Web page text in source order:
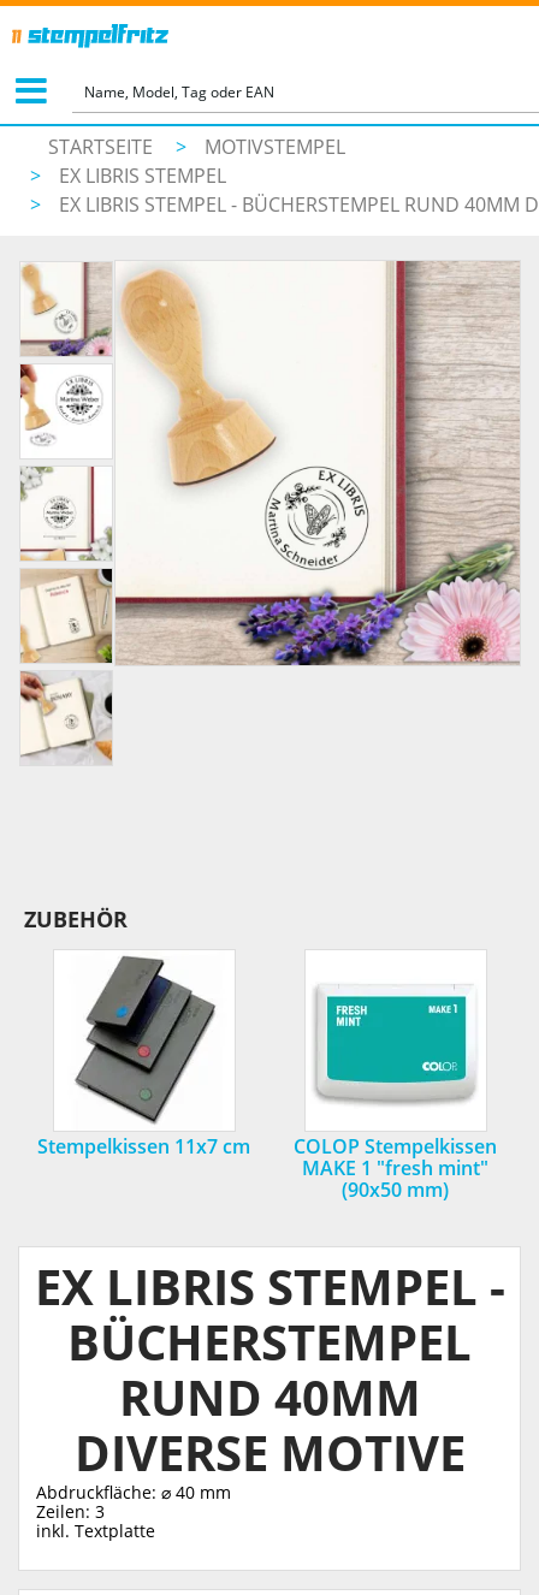
STARTSEITE >
MOTIVSTEMPEL
>
EX LIBRIS STEMPEL
>
EX LIBRIS STEMPEL - BÜCHERSTEMPEL RUND 40MM
ZUBEHÖR
Stempelkissen 11x7 cm
COLOP Stempelkissen
MAKE 1 "fresh mint"
(90x50 mm)
EX LIBRIS STEMPEL -
BÜCHERSTEMPEL
RUND 40MM
DIVERSE MOTIVE
Abdruckfläche: ⌀ 40 mm
Zeilen: 3
inkl. Textplatte